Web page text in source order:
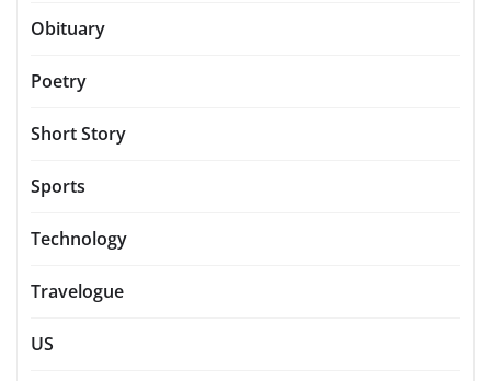
Obituary
Poetry
Short Story
Sports
Technology
Travelogue
US